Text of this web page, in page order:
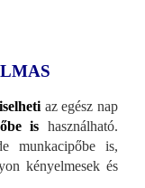
az egész nap
is használható.
munkacipőbe is,
kényelmesek és